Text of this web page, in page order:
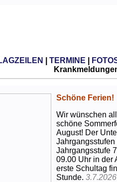
TERMINE
Schöne Ferien!
Wir wünschen
schöne
August! Der
Jahrgangsstufe
09.00 Uhr in der
erste Schultag
Stunde.3.7.2026